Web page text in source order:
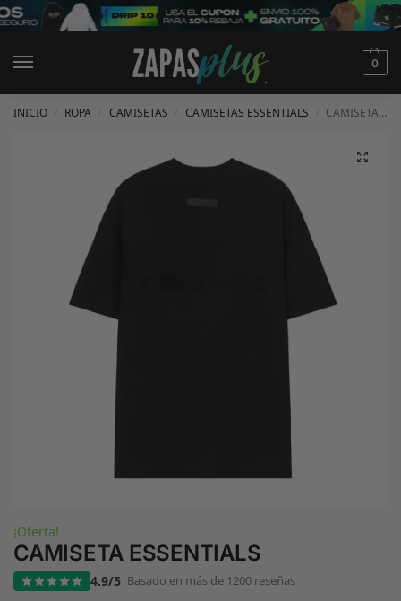
0
INICIO ROPA CAMISETAS CAMISETAS ESSENTIALS CAMISETA ESSENTIALS
¡Oferta!
CAMISETA ESSENTIALS
4.9/5| Basado en más de 1200 reseñas